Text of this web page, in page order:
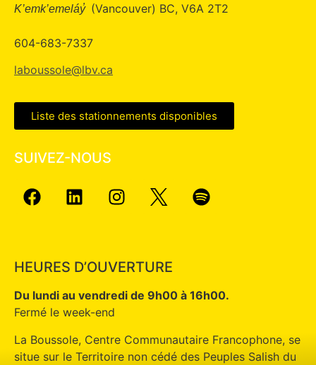
K’emk’emeláy̓ (Vancouver) BC, V6A 2T2
604-683-7337
laboussole@lbv.ca
Liste des stationnements disponibles
SUIVEZ-NOUS
HEURES D’OUVERTURE
Du lundi au vendredi de 9h00 à 16h00.
Fermé le week-end
La Boussole, Centre Communautaire Francophone, se
situe sur le Territoire non cédé des Peuples Salish du